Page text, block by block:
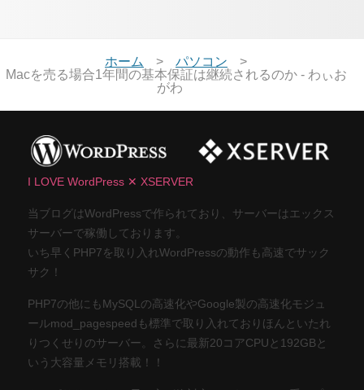
ホーム
パソコン
Macを売る場合1年間の基本保証は継続されるのか - わぃお
がわ
I LOVE WordPress ✕ XSERVER
当ブログはWordPressで作られており、サーバーはエックス
サーバーで稼働しております。
いち早くPHP7を取り入れWordPressの動作も高速でサック
サク！
PHP7の他にもMySQLの高速化やGoogle製の高速化モジュ
ールmod_pagespeedも標準で取り入れておりほんといたれ
りつくせりのサーバー。さらに最新20コアCPUと192GBと
いう大容量メモリ搭載！！